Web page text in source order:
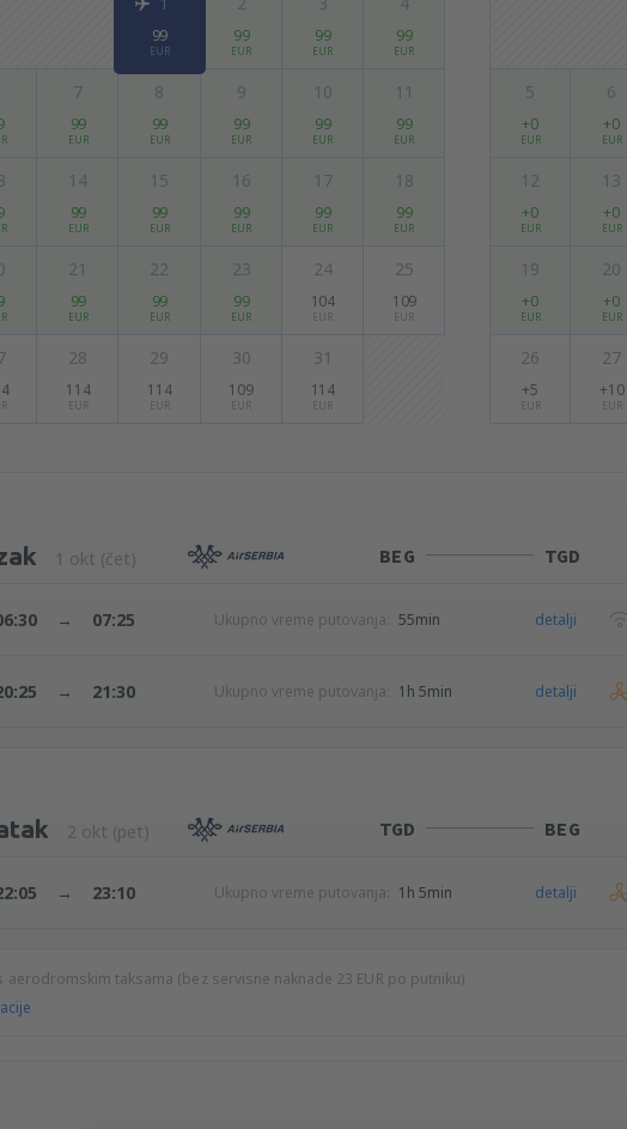
99
EUR
99
EUR
99
EUR
99
EUR
7
99
EUR
8
99
EUR
9
99
EUR
10
99
EUR
11
99
EUR
14
99
EUR
15
99
EUR
16
99
EUR
17
99
EUR
18
99
EUR
21
99
EUR
22
99
EUR
23
99
EUR
24
104
EUR
25
109
EUR
28
114
EUR
29
114
EUR
30
109
EUR
31
114
EUR
5
+0
EUR
6
+0
EUR
12
+0
EUR
13
+0
EUR
19
+0
EUR
20
+0
EUR
26
+5
EUR
27
+10
EUR
1 okt (čet) BEG TGD
→ 07:25 Ukupno vreme putovanja: 55min detalji
→ 21:30 Ukupno vreme putovanja: 1h 5min detalji
2 okt (pet) TGD BEG
→ 23:10 Ukupno vreme putovanja: 1h 5min detalji
aerodromskim taksama (bez servisne naknade 23 EUR po putniku)